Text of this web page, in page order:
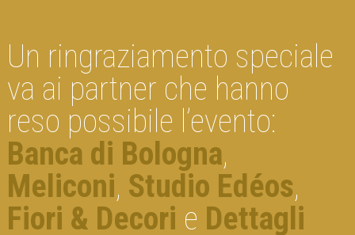
Un ringraziamento speciale
va ai partner che hanno
reso possibile l’evento:
Banca di Bologna,
Meliconi, Studio Edéos,
Fiori & Decori e Dettagli